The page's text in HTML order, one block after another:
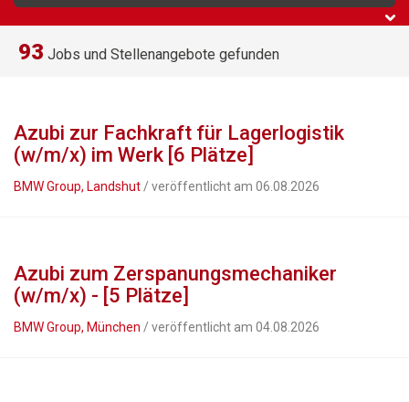
93 Jobs und Stellenangebote gefunden
Azubi zur Fachkraft für Lagerlogistik
(w/m/x) im Werk [6 Plätze]
BMW Group, Landshut / veröffentlicht am 06.08.2026
Azubi zum Zerspanungsmechaniker
(w/m/x) - [5 Plätze]
BMW Group, München / veröffentlicht am 04.08.2026